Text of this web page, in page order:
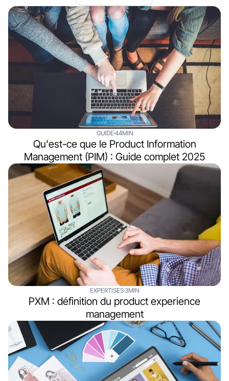
GUIDE44MIN
Qu'est-ce que le Product Information
Management (PIM) : Guide complet 2025
EXPERTISES3MIN
PXM : définition du product experience
management